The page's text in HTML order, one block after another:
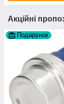
Акційні
Подарунок